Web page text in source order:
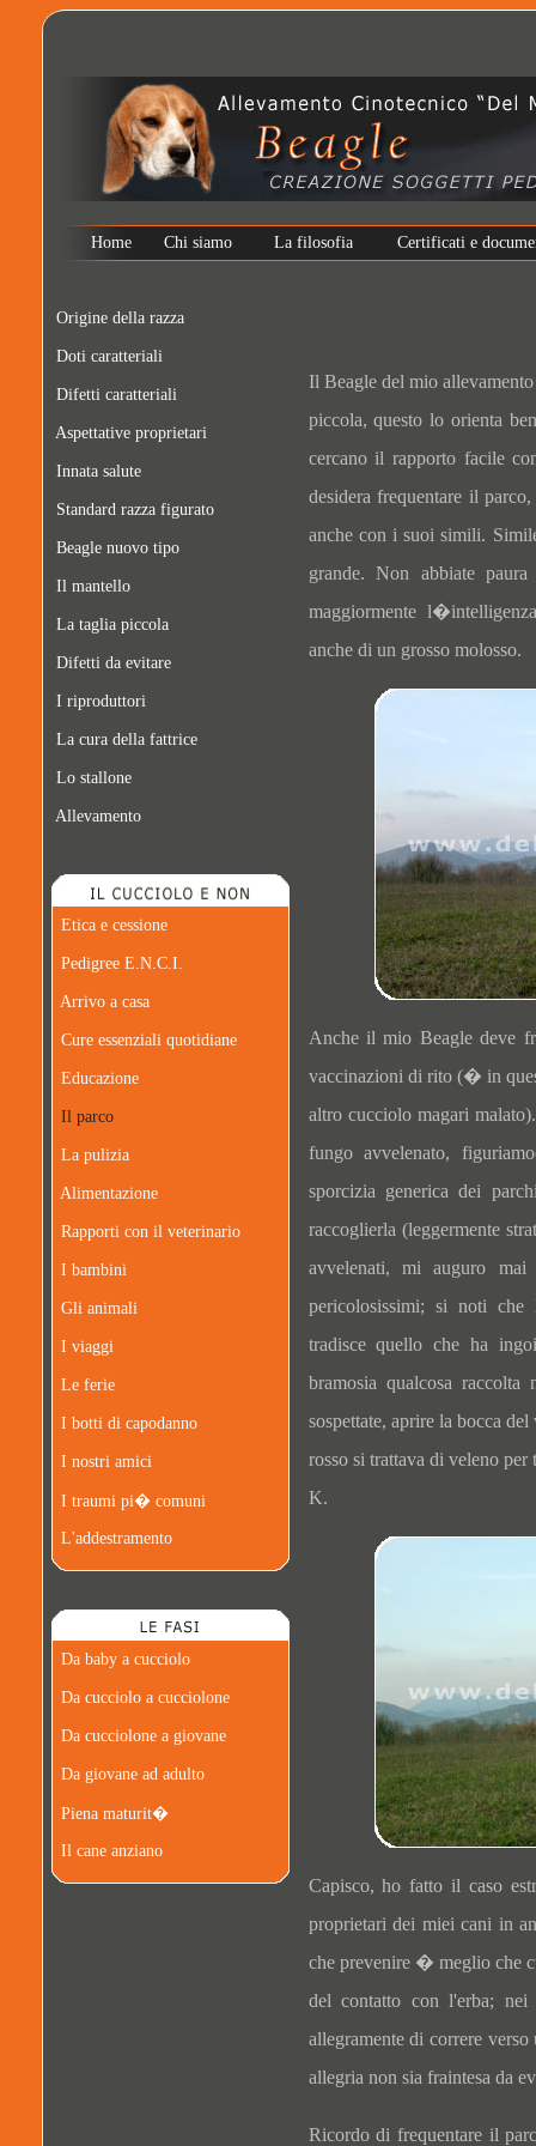
Home Chi siamo La filosofia Certificati e
Origine della razza
Doti caratteriali
Difetti caratteriali
Aspettative proprietari
Innata salute
Standard razza figurato
Beagle nuovo tipo
Il mantello
La taglia piccola
Difetti da evitare
I riproduttori
La cura della fattrice
Lo stallone
Allevamento
Etica e cessione
Pedigree E.N.C.I.
Arrivo a casa
Cure essenziali quotidiane
Educazione
Il parco
La pulizia
Alimentazione
Rapporti con il veterinario
I bambini
Gli animali
I viaggi
Le ferie
I botti di capodanno
I nostri amici
I traumi pi� comuni
L'addestramento
Da baby a cucciolo
Da cucciolo a cucciolone
Da cucciolone a giovane
Da giovane ad adulto
Piena maturit�
Il cane anziano
Il Beagle del mio
piccola, questo lo orienta
cercano il rapporto facile
desidera frequentare il
anche con i suoi simili.
grande. Non abbiate
maggiormente
anche di un grosso molosso.
Anche il mio Beagle deve
vaccinazioni di rito (� in
altro cucciolo magari
fungo avvelenato,
sporcizia generica dei
raccoglierla (leggermente
avvelenati, mi auguro
pericolosissimi; si noti
tradisce quello che ha
bramosia qualcosa
sospettate, aprire la bocca
rosso si trattava di veleno
K.
Capisco, ho fatto il caso
proprietari dei miei cani in
che prevenire � meglio che
del contatto con l'erba; nei
allegramente di correre
allegria non sia fraintesa da
Ricordo di frequentare il